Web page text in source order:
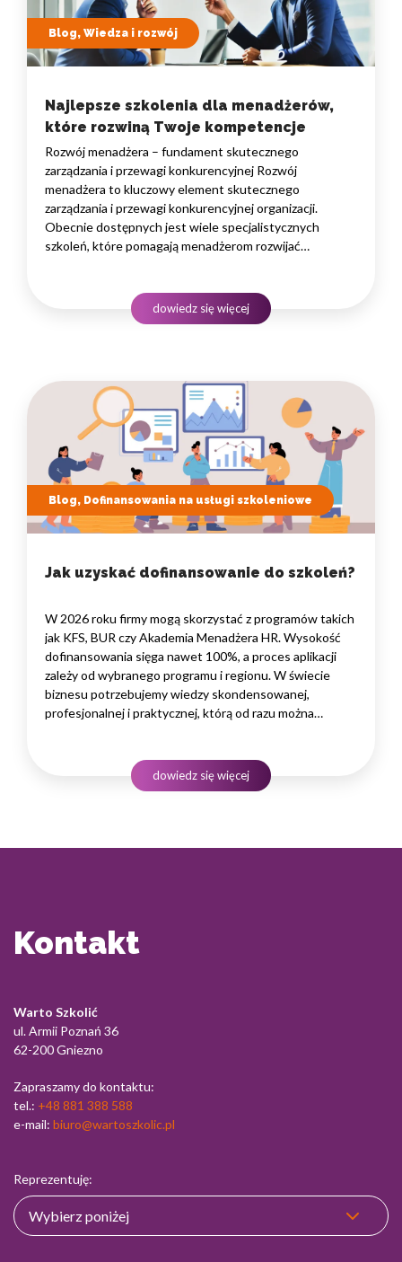
Blog, Wiedza i rozwój
Najlepsze szkolenia dla menadżerów,
które rozwiną Twoje kompetencje
Rozwój menadżera – fundament skutecznego
zarządzania i przewagi konkurencyjnej Rozwój
menadżera to kluczowy element skutecznego
zarządzania i przewagi konkurencyjnej organizacji.
Obecnie dostępnych jest wiele specjalistycznych
szkoleń, które pomagają menadżerom rozwijać
szkolenia dla menadżerów mogą pomóc w budowaniu
silnych zespołów, zwiększaniu produktywności
dowiedz się więcej
Blog, Dofinansowania na usługi szkoleniowe
Jak uzyskać dofinansowanie do szkoleń?
W 2026 roku firmy mogą skorzystać z programów takich
jak KFS, BUR czy Akademia Menadżera HR. Wysokość
dofinansowania sięga nawet 100%, a proces aplikacji
zależy od wybranego programu i regionu. W świecie
biznesu potrzebujemy wiedzy skondensowanej,
profesjonalnej i praktycznej, którą od razu można
odnoszących sukcesy w naszej branży.…
dowiedz się więcej
Kontakt
Warto Szkolić
ul. Armii Poznań 36
62-200 Gniezno
Zapraszamy do kontaktu:
tel.: +48 881 388 588
e-mail: biuro@wartoszkolic.pl
Reprezentuję: